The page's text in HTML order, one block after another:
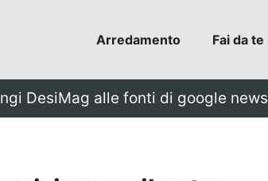
Arredamento Fai da te
DesiMag alle fonti di google news